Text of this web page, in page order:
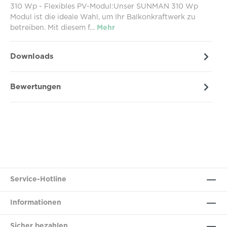
310 Wp - Flexibles PV-Modul:Unser SUNMAN 310 Wp
Modul ist die ideale Wahl, um Ihr Balkonkraftwerk zu
betreiben. Mit diesem f… Mehr
Downloads
Bewertungen
Service-Hotline
Informationen